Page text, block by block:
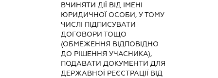
ВЧИНЯТИ ДІЇ ВІД ІМЕНІ
ЮРИДИЧНОЇ ОСОБИ, У ТОМУ
ЧИСЛІ ПІДПИСУВАТИ
ДОГОВОРИ ТОЩО
(ОБМЕЖЕННЯ ВІДПОВІДНО
ДО РІШЕННЯ УЧАСНИКА),
ПОДАВАТИ ДОКУМЕНТИ ДЛЯ
ДЕРЖАВНОЇ РЕЄСТРАЦІЇ ВІД